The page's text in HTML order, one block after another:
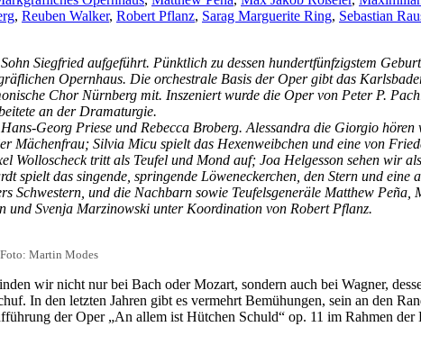
, Reuben Walker, Robert Pflanz, Sarag Marguerite Ring, Sebastian
Siegfried aufgeführt. Pünktlich zu dessen hundertfünfzigstem
Opernhaus. Die orchestrale Basis der Oper gibt das
Chor Nürnberg mit. Inszeniert wurde die Oper von Peter P.
an der Dramaturgie.
Georg Priese und Rebecca Broberg. Alessandra die Giorgio
Silvia Micu spielt das Hexenweibchen und eine von
tritt als Teufel und Mond auf; Joa Helgesson sehen wir
das singende, springende Löweneckerchen, den Stern und eine
und die Nachbarn sowie Teufelsgeneräle Matthew Peña,
und Svenja Marzinowski unter Koordination von Robert Pflanz.
Foto: Martin Modes
wir nicht nur bei Bach oder Mozart, sondern auch bei Wagner,
In den letzten Jahren gibt es vermehrt Bemühungen, sein an den
der Oper „An allem ist Hütchen Schuld“ op. 11 im Rahmen der